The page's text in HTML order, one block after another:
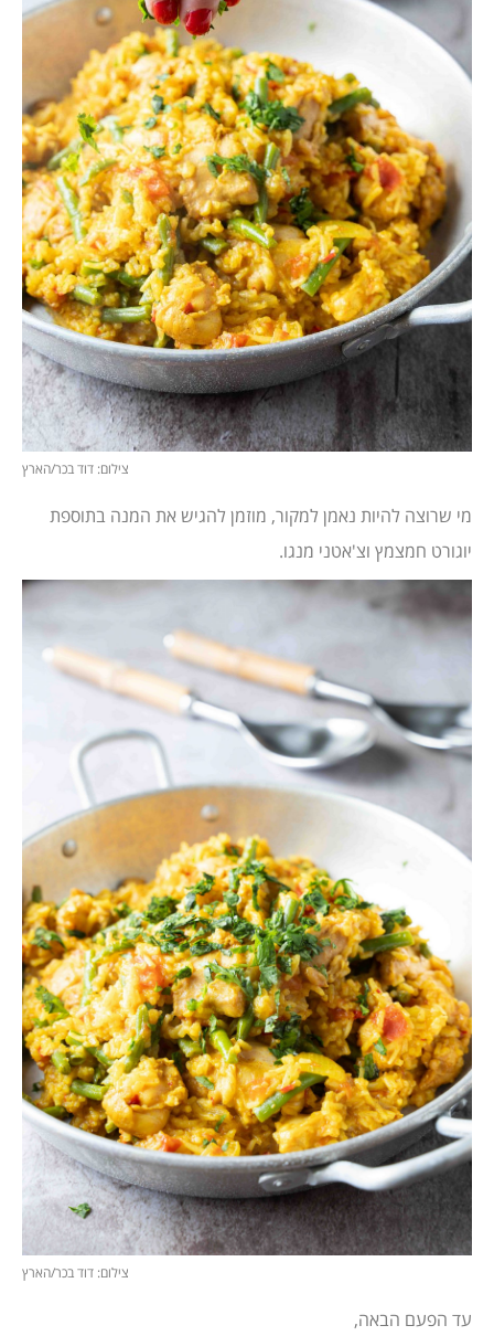
צילום: דוד בכר/הארץ
מי שרוצה להיות נאמן למקור, מוזמן להגיש את המנה בתוספת
יוגורט חמצמץ וצ'אטני מנגו.
צילום: דוד בכר/הארץ
עד הפעם הבאה,